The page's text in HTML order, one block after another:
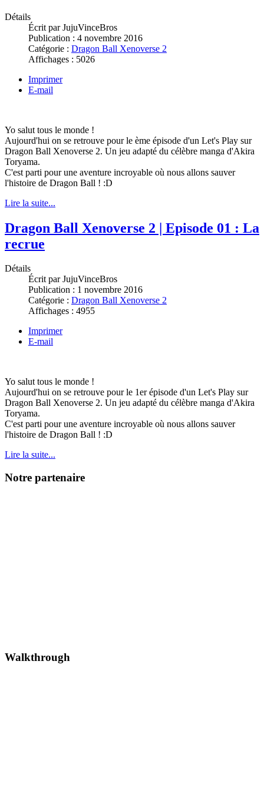
Détails
Écrit parJujuVinceBros
Publication : 4 novembre 2016
Catégorie : Dragon Ball Xenoverse 2
Affichages : 5026
Imprimer
E-mail
Yo salut tous le monde !
Aujourd'hui on se retrouve pour le ème épisode d'un Let's Play sur
Dragon Ball Xenoverse 2. Un jeu adapté du célèbre manga d'Akira
Toryama.
C'est parti pour une aventure incroyable où nous allons sauver
l'histoire de Dragon Ball ! :D
Lire la suite...
Dragon Ball Xenoverse 2 | Episode 01 : La
recrue
Détails
Écrit parJujuVinceBros
Publication : 1 novembre 2016
Catégorie : Dragon Ball Xenoverse 2
Affichages : 4955
Imprimer
E-mail
Yo salut tous le monde !
Aujourd'hui on se retrouve pour le 1er épisode d'un Let's Play sur
Dragon Ball Xenoverse 2. Un jeu adapté du célèbre manga d'Akira
Toryama.
C'est parti pour une aventure incroyable où nous allons sauver
l'histoire de Dragon Ball ! :D
Lire la suite...
Notre partenaire
Walkthrough